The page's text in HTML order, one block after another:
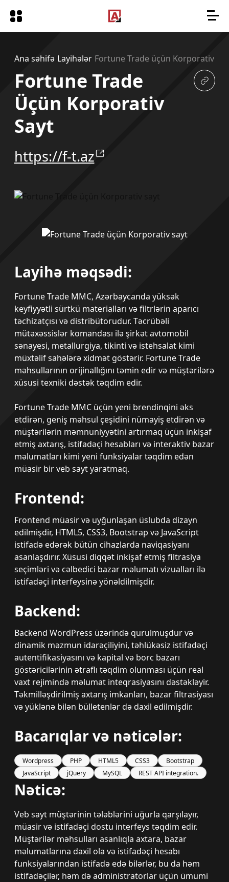
Ana səhifə Layihələr Fortune Trade üçün Korporativ
Fortune Trade
Üçün Korporativ
Sayt
https://f-t.az
Layihə məqsədi:
Fortune Trade MMC, Azərbaycanda yüksək
keyfiyyətli sürtkü materialları və filtrlərin aparıcı
təchizatçısı və distribütorudur. Təcrübəli
mütəxəssislər komandası ilə şirkət avtomobil
sənayesi, metallurgiya, tikinti və istehsalat kimi
müxtəlif sahələrə xidmət göstərir. Fortune Trade
məhsullarının orijinallığını təmin edir və müştərilərə
xüsusi texniki dəstək təqdim edir.
Fortune Trade MMC üçün yeni brendinqini əks
etdirən, geniş məhsul çeşidini nümayiş etdirən və
müştərilərin məmnuniyyətini artırmaq üçün inkişaf
etmiş axtarış, istifadəçi hesabları və interaktiv bazar
məlumatları kimi yeni funksiyalar təqdim edən
müasir bir veb sayt yaratmaq.
Frontend:
Frontend müasir və uyğunlaşan üslubda dizayn
edilmişdir, HTML5, CSS3, Bootstrap və JavaScript
istifadə edərək bütün cihazlarda naviqasiyanı
asanlaşdırır. Xüsusi diqqət inkişaf etmiş filtrasiya
seçimləri və cəlbedici bazar məlumatı vizualları ilə
istifadəçi interfeysinə yönəldilmişdir.
Backend:
Backend WordPress üzərində qurulmuşdur və
dinamik məzmun idarəçiliyini, təhlükəsiz istifadəçi
autentifikasiyasını və kapital və borc bazarı
göstəricilərinin ətraflı təqdim olunması üçün real
vaxt rejimində məlumat inteqrasiyasını dəstəkləyir.
Təkmilləşdirilmiş axtarış imkanları, bazar filtrasiyası
və yüklənə bilən bülletenlər də daxil edilmişdir.
Bacarıqlar və nəticələr:
Wordpress PHP HTML5 CSS3
Bootstrap
JavaScript
jQuery MySQL REST API integration.
Nəticə:
Veb sayt müştərinin tələblərini uğurla qarşılayır,
müasir və istifadəçi dostu interfeys təqdim edir.
Müştərilər məhsulları asanlıqla axtara, bazar
məlumatlarına daxil ola və istifadəçi hesabı
funksiyalarından istifadə edə bilərlər, bu da həm
istifadəçilər, həm də administratorlar üçün ümumi